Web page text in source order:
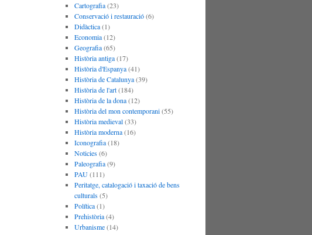
Cartografia(23)
Conservació i restauració(6)
Didàctica(1)
Economia(12)
Geografia(65)
Història antiga(17)
Història d'Espanya(41)
Història de Catalunya(39)
Història de l'art(184)
Història de la dona(12)
Història del mon contemporani(55)
Història medieval(33)
Història moderna(16)
Iconografia(18)
Noticies(6)
Paleografia(9)
PAU(111)
Peritatge, catalogació i taxació de bens
culturals(5)
Política(1)
Prehistòria(4)
Urbanisme(14)